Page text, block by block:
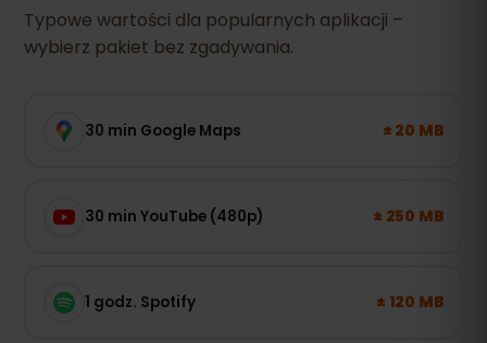
Typowe wartości dla popularnych aplikacji –
wybierz pakiet bez zgadywania.
30 min Google Maps ± 20 MB
30 min YouTube (480p) ± 250 MB
1 godz. Spotify ± 120 MB